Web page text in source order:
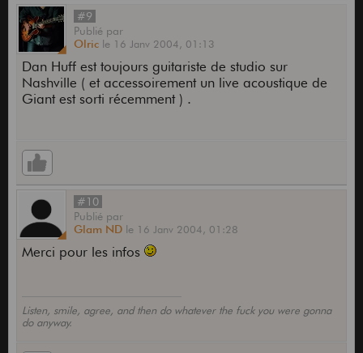
#9
Publié par
Olric le 16 Janv 2004, 01:13
Dan Huff est toujours guitariste de studio sur
Nashville ( et accessoirement un live acoustique de
Giant est sorti récemment ) .
#10
Publié par
Glam ND le 16 Janv 2004, 01:28
Merci pour les infos
Listen, smile, agree, and then do whatever the fuck you were gonna
do anyway.